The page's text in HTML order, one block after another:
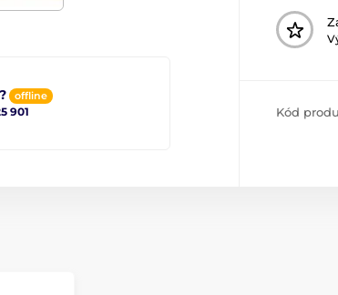
offline
901 Kód